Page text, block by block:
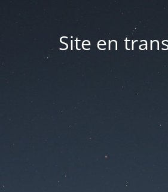
Site en